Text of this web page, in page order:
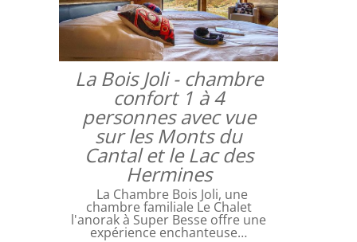
La Bois Joli - chambre
confort 1 à 4
personnes avec vue
sur les Monts du
Cantal et le Lac des
Hermines
La Chambre Bois Joli, une
chambre familiale Le Chalet
l'anorak à Super Besse offre une
expérience enchanteuse…